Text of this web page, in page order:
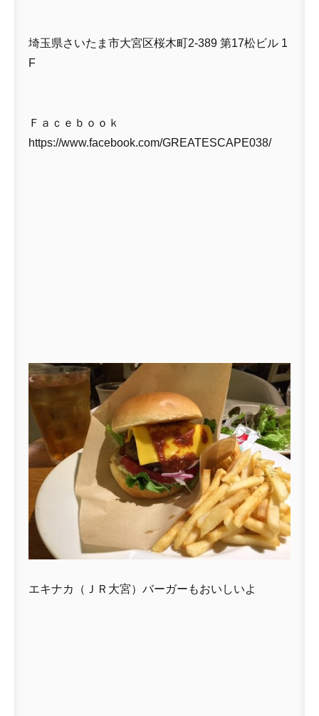
埼玉県さいたま市大宮区桜木町2-389 第17松ビル 1
F
Ｆａｃｅｂｏｏｋ
https://www.facebook.com/GREATESCAPE038/
エキナカ（ＪＲ大宮）バーガーもおいしいよ